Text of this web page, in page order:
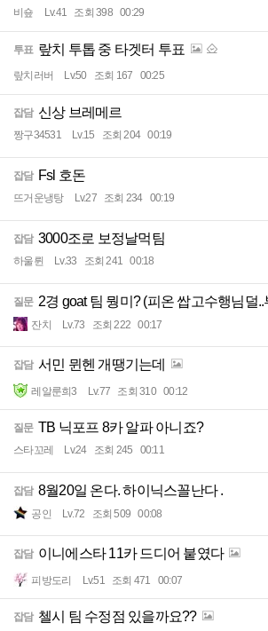
비숖 Lv.41 조회 398 00:29
투표 랖치 투톱 중 타겟터 투표
랖치러버 Lv.50 조회 167 00:25
잡담 신상 브레메르
짱구34531 Lv.15 조회 204 00:19
잡담 Fsl 호돈
뜨거운냉탕 Lv.27 조회 234 00:19
잡담 3000조로 보정날먹팀
하울륀 Lv.33 조회 241 00:18
질문 2경 goat 팀 뭥미? (피온 쌉고수행님덜..
잔치 Lv.73 조회 222 00:17
잡담 서민 뮌헨 개땡기는데
레알룬희3 Lv.77 조회 310 00:12
질문 TB 닉포프 8카 알파 아니죠?
스타꼬레 Lv.24 조회 245 00:11
잡담 8월20일 온다. 하이닉스꼴난다 .
공인 Lv.72 조회 509 00:08
잡담 이니에스타 11카 드디어 붙였다
피방도리 Lv.51 조회 471 00:07
잡담 첼시 팀 수정점 있을까요??